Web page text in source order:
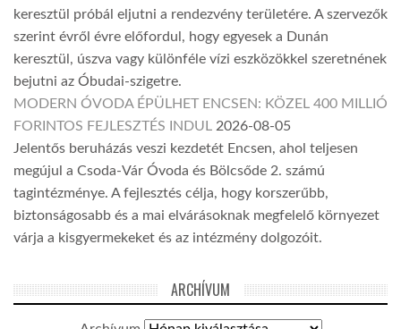
keresztül próbál eljutni a rendezvény területére. A szervezők
szerint évről évre előfordul, hogy egyesek a Dunán
keresztül, úszva vagy különféle vízi eszközökkel szeretnének
bejutni az Óbudai-szigetre.
MODERN ÓVODA ÉPÜLHET ENCSEN: KÖZEL 400 MILLIÓ
FORINTOS FEJLESZTÉS INDUL 2026-08-05
Jelentős beruházás veszi kezdetét Encsen, ahol teljesen
megújul a Csoda-Vár Óvoda és Bölcsőde 2. számú
tagintézménye. A fejlesztés célja, hogy korszerűbb,
biztonságosabb és a mai elvárásoknak megfelelő környezet
várja a kisgyermekeket és az intézmény dolgozóit.
ARCHÍVUM